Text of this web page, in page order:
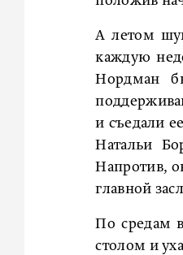
А летом
каждую
Нордман
и съедали
Натальи
Напротив,
главной
По средам
столом и